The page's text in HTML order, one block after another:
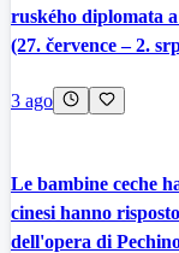
ruského diplomata
(27. července – 2.
3 ago
Le bambine ceche
cinesi hanno
dell'opera di